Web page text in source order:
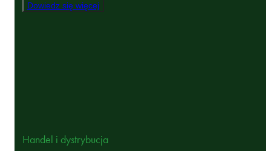
Dowiedz się więcej
Handel i dystrybucja